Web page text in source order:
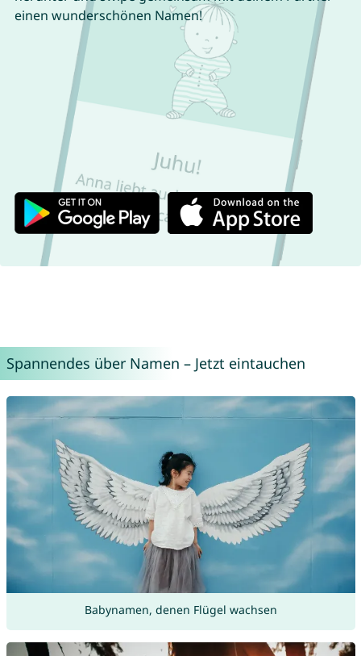
einen wunderschönen Namen!
Spannendes über Namen – Jetzt eintauchen
Babynamen, denen Flügel wachsen